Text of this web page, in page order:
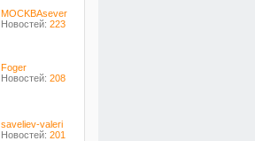
MOCKBAsever
Новостей: 223
Foger
Новостей: 208
saveliev-valeri
Новостей: 201